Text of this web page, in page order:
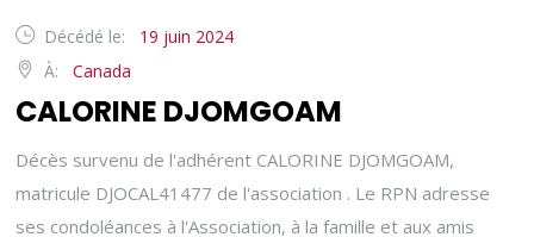
Décédé le:
19 juin 2024
À:
Canada
CALORINE DJOMGOAM
Décès survenu de l'adhérent CALORINE DJOMGOAM,
matricule DJOCAL41477 de l'association . Le RPN adresse
ses condoléances à l'Association, à la famille et aux amis